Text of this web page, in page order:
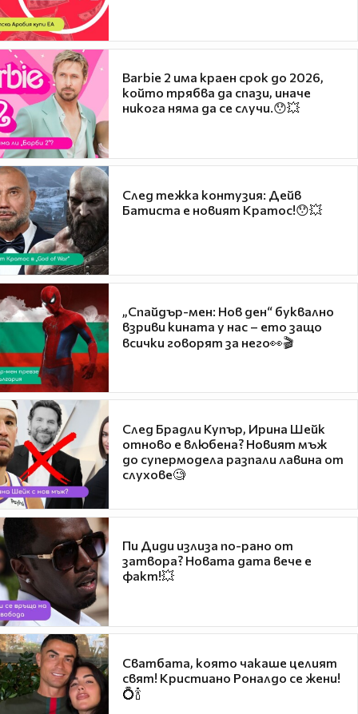
Barbie 2 има краен срок до 2026,
който трябва да спази, иначе
никога няма да се случи.😯💥
След тежка контузия: Дейв
Батиста е новият Кратос!😯💥
„Спайдър-мен: Нов ден“ буквално
взриви кината у нас – ето защо
всички говорят за него👀🎬
След Брадли Купър, Ирина Шейк
отново е влюбена? Новият мъж
до супермодела разпали лавина от
слухове🧐
Пи Диди излиза по-рано от
затвора? Новата дата вече е
факт!💥
Сватбата, която чакаше целият
свят! Кристиано Роналдо се жени!
💍🍾